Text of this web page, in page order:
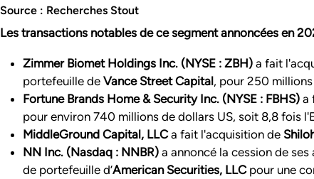
Source : Recherches Stout
Les transactions notables de ce segment annoncées en
Zimmer Biomet Holdings Inc. (NYSE : ZBH) a fait
portefeuille de Vance Street Capital, pour 250
Fortune Brands Home & Security Inc. (NYSE : FBHS) a
pour environ 740 millions de dollars US, soit 8,8 fois
MiddleGround Capital, LLCa fait l'acquisition de
NN Inc. (Nasdaq : NNBR) a annoncé la cession de
de portefeuille d’American Securities, LLCpour une